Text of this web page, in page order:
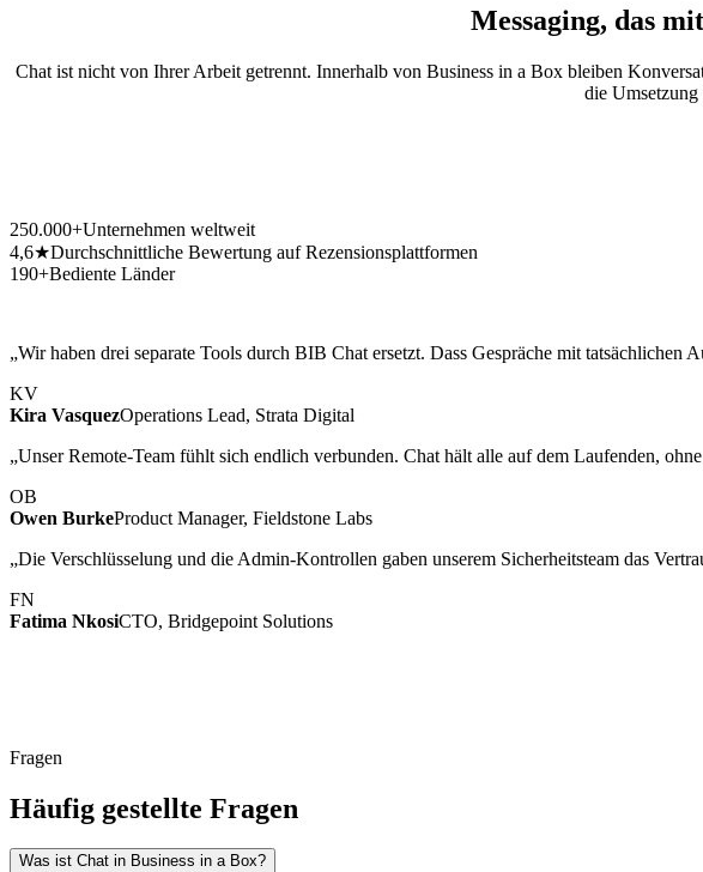
Messaging, das
Chat ist nicht von Ihrer Arbeit getrennt. Innerhalb von Business in a Box bleiben
die
250.000+Unternehmen weltweit
4,6★Durchschnittliche Bewertung auf Rezensionsplattformen
190+Bediente Länder
„Wir haben drei separate Tools durch BIB Chat ersetzt. Dass Gespräche mit
KV
Kira VasquezOperations Lead, Strata Digital
„Unser Remote-Team fühlt sich endlich verbunden. Chat hält alle auf dem Laufenden,
OB
Owen BurkeProduct Manager, Fieldstone Labs
„Die Verschlüsselung und die Admin-Kontrollen gaben unserem Sicherheitsteam das
FN
Fatima NkosiCTO, Bridgepoint Solutions
Fragen
Häufig gestellte Fragen
Was ist Chat in Business in a Box?